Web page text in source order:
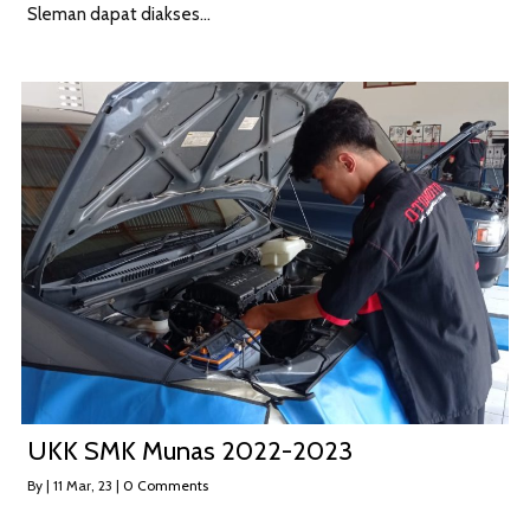
Sleman dapat diakses…
UKK SMK Munas 2022-2023
By | 11 Mar, 23 | 0 Comments